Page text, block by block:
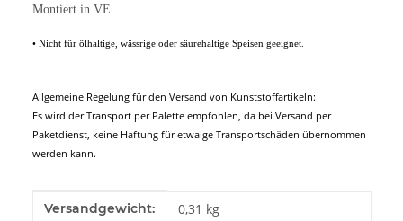
Montiert in VE
• Nicht für ölhaltige, wässrige oder säurehaltige Speisen geeignet.
Allgemeine Regelung für den Versand von Kunststoffartikeln:
Es wird der Transport per Palette empfohlen, da bei Versand per
Paketdienst, keine Haftung für etwaige Transportschäden übernommen
werden kann.
Produkteigenschaft
Wert
Versandgewicht: 0,31 kg